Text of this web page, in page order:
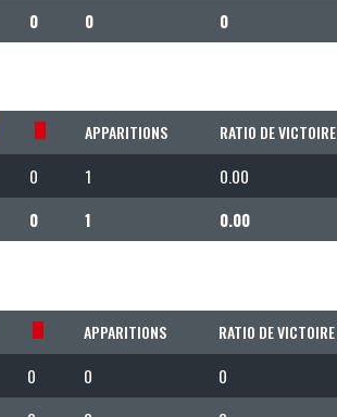
0 0 0
APPARITIONS RATIO DE VICTOIRE
0 1 0.00
0 1 0.00
APPARITIONS RATIO DE VICTOIRE
0 0 0